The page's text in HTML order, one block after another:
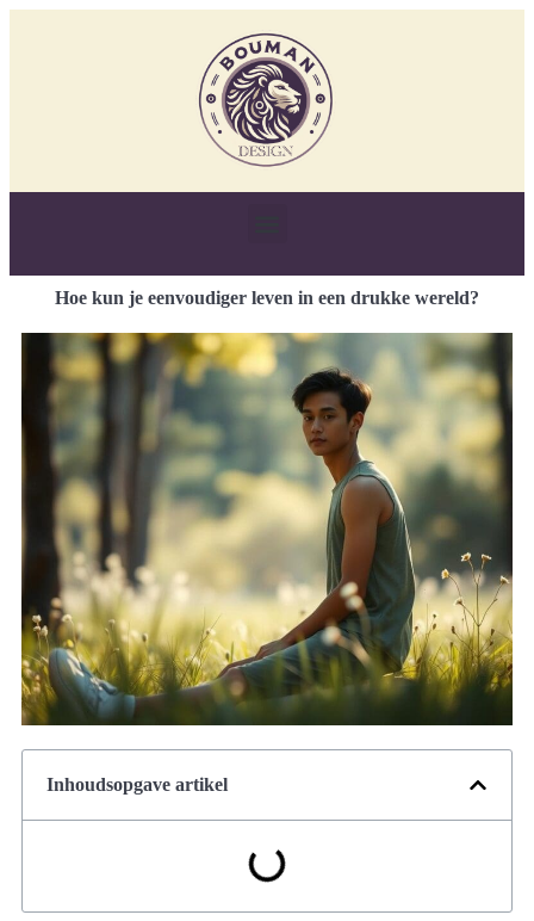
Hoe kun je eenvoudiger leven in een drukke wereld?
Inhoudsopgave artikel